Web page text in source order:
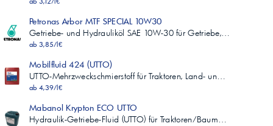
Petronas Arbor MTF SPECIAL 10W30
Getriebe- und Hydrauliköl SAE 10W-30 für Getriebe,…
ab 3,85/l€
Mobilfluid 424 (UTTO)
UTTO-Mehrzweckschmierstoff für Traktoren, Land- un…
ab 4,39/l€
Mabanol Krypton ECO UTTO
Hydraulik-Getriebe-Fluid (UTTO) für Traktoren/Baum…